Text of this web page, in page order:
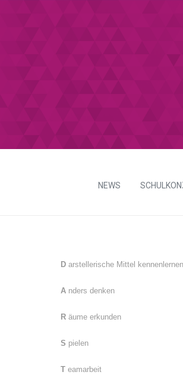
NEWS
D arstellerische Mittel kennenlernen
A nders denken
R äume erkunden
S pielen
T eamarbeit